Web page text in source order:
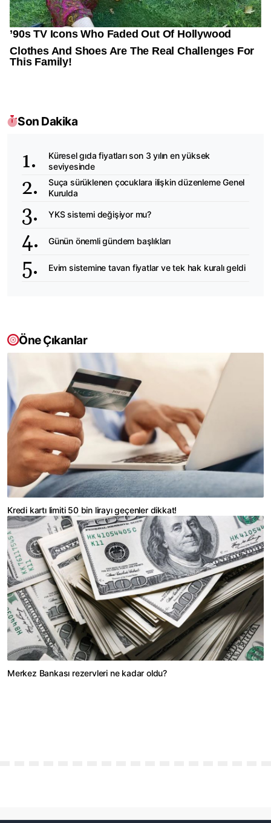
Son Dakika
Küresel gıda fiyatları son 3 yılın en yüksek
seviyesinde
Suça sürüklenen çocuklara ilişkin düzenleme Genel
Kurulda
YKS sistemi değişiyor mu?
Günün önemli gündem başlıkları
Evim sistemine tavan fiyatlar ve tek hak kuralı geldi
Öne Çıkanlar
Kredi kartı limiti 50 bin lirayı geçenler dikkat!
Merkez Bankası rezervleri ne kadar oldu?